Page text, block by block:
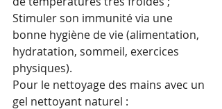
Stimuler son immunité via une
bonne hygiène de vie (alimentation,
hydratation, sommeil, exercices
physiques).
Pour le nettoyage des mains avec un
gel nettoyant naturel :